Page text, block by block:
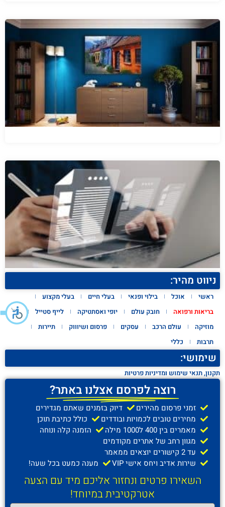
ניווט מהיר:
ראשי אוכל בילוי ופנאי בעלי חיים
בעלי מקצוע
בריאות ורפואה
חובק עולם יופי ואסתטיקה
לייף סטייל
מוזיקה
עולם הרכב עסקים פרסום ושיוווק
תיירות
תרבות
כללי
שימושי:
תקנון, תנאי שימוש ומדיניות פרטיות
רוצה לפרסם אצלנו באתר?
זמני פרסום מהירים
דיוק בזמנים שאתם מגדירים
מחירים טובים לכמויות ובודדים
כולל כתיבת תוכן
מאמרים בין 400 ל1000 מילה
הזמנה קלה ונוחה
מגוון רחב של אתרים מקודמים
עד 2 קישורים יוצאים ממאמר
שירות אדיב ויחס אישי VIP
מענה כמעט בכל שעה!
השאירו פרטים ונחזור אליכם מיד עם הצעה
אטרקטיבית במיוחד!